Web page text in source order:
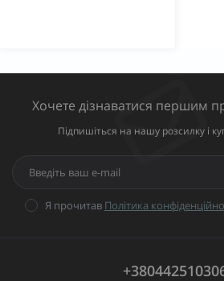
Хочете дізнаватися першим
Підпишіться на нашу розсилку і
Я прочитав Політика